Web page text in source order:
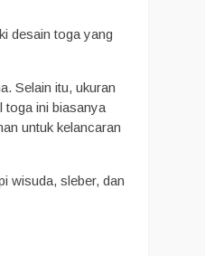
desain toga yang
Selain itu, ukuran
toga ini biasanya
untuk kelancaran
wisuda, sleber, dan